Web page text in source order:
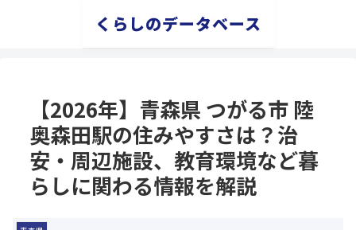
くらしのデータベース
【2026年】青森県 つがる市 陸
奥森田駅の住みやすさは？治
安・周辺施設、教育環境など暮
らしに関わる情報を解説